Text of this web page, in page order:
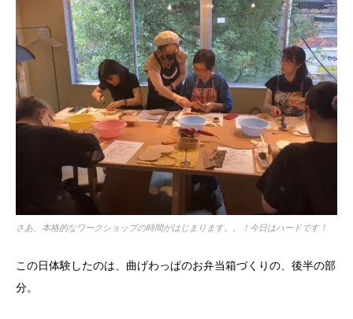
さあ、本格的なワークショップの時間がはじまります。。！今日はハードです！
この日体験したのは、曲げわっぱのお弁当箱づくりの、後半の部
分。